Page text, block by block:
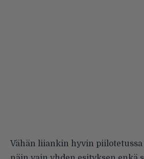
Vähän liiankin hyvin piilotetussa